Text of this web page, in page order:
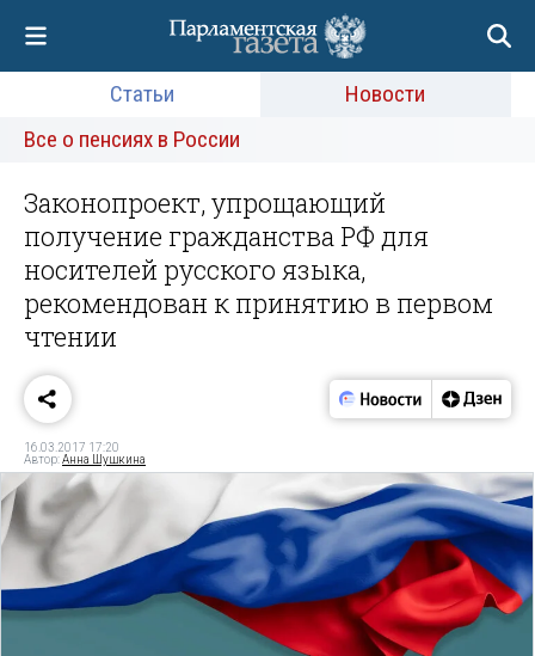
Статьи
Новости
Все о пенсиях в России
Законопроект, упрощающий
получение гражданства РФ для
носителей русского языка,
рекомендован к принятию в первом
чтении
16.03.2017 17:20
Автор:Анна Шушкина